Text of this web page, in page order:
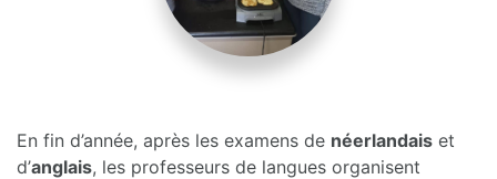
En fin d’année, après les examens de néerlandais et
d’anglais, les professeurs de langues organisent